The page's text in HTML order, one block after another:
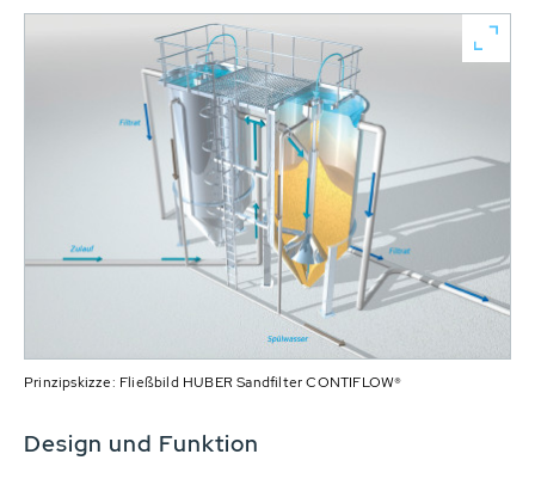
Prinzipskizze: Fließbild HUBER Sandfilter CONTIFLOW®
Design und Funktion